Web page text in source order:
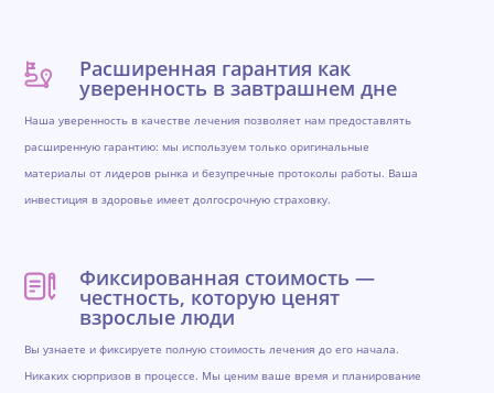
Расширенная гарантия как
уверенность в завтрашнем дне
Наша уверенность в качестве лечения позволяет нам предоставлять
расширенную гарантию: мы используем только оригинальные
материалы от лидеров рынка и безупречные протоколы работы. Ваша
инвестиция в здоровье имеет долгосрочную страховку.
Фиксированная стоимость —
честность, которую ценят
взрослые люди
Вы узнаете и фиксируете полную стоимость лечения до его начала.
Никаких сюрпризов в процессе. Мы ценим ваше время и планирование